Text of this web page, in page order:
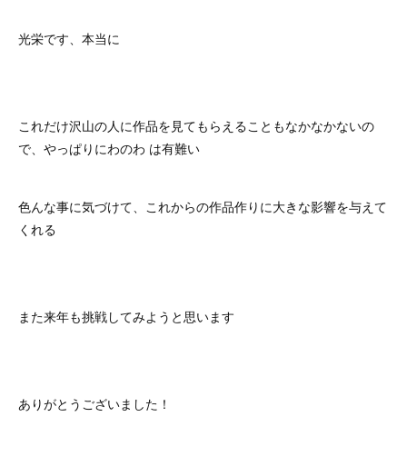
光栄です、本当に
これだけ沢山の人に作品を見てもらえることもなかなかないの
で、やっぱりにわのわ は有難い
色んな事に気づけて、これからの作品作りに大きな影響を与えて
くれる
また来年も挑戦してみようと思います
ありがとうございました！